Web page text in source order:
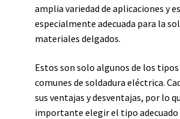
amplia variedad de aplicaciones y es
especialmente adecuada para la
materiales delgados.
Estos son solo algunos de los tipos
comunes de soldadura eléctrica.
sus ventajas y desventajas, por lo
importante elegir el tipo adecuado